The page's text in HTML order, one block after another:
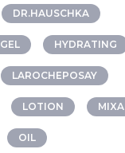
DR.HAUSCHKA
GEL HYDRATING
LAROCHEPOSAY
LOTION MIXA
OIL